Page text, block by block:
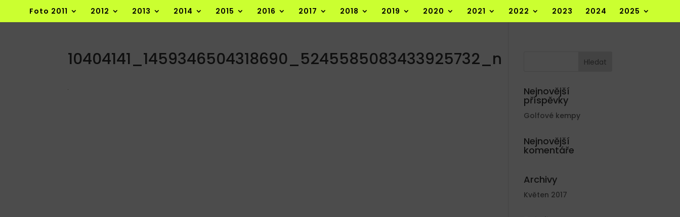
Foto 2011 2012 2013 2014 2015 2016 2017 2018 2019 2020 2021 2022 2023 2024 2025
10404141_1459346504318690_5245585083433925732_n
Nejnovější
příspěvky
Golfové kempy
Nejnovější
komentáře
Archivy
Květen 2017